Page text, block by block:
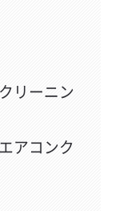
リーニン
アコンク